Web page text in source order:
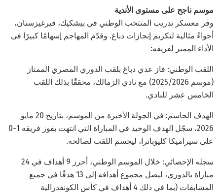
موسم ناجح على مستوى الأندية
وفر معسكر تدريب المنتخب الوطني في بيشكيك، قيرغيزستان،
أجواءً مثالية لتكريم إنجازات دباغ. وقدّم المهاجم إسهامًا كبيرًا في
الأداء المميز لفريقه:
اللقب الوطني: فاز عدي دباغ بلقب الدوري المصري الممتاز
(موسم 2025/2026) مع نادي الزمالك، محققًا بذلك اللقب
الخامس عشر للنادي.
الهدف الحاسم: في الجولة الأخيرة من الموسم، بتاريخ 20 مايو
2026، سجّل الهدف الوحيد في المباراة التي انتهت بفوز فريقه 1-0
على سيراميكا كليوباترا، ليحسم اللقب لصالحه.
سجله الإحصائي: خلال الموسم الوطني، أحرز 9 أهداف في 24
مباراة بالدوري، ليصل مجموع أهدافه إلى 13 هدفًا في جميع
المسابقات (بما في ذلك 4 أهداف في كأس الكونفدرالية